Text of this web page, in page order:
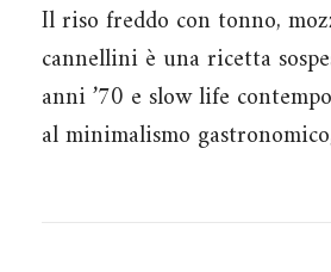
Il riso freddo con tonno,
cannellini è una ricetta
anni ’70 e slow life
al minimalismo